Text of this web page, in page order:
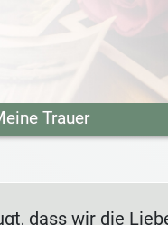
Trauer
dass wir die